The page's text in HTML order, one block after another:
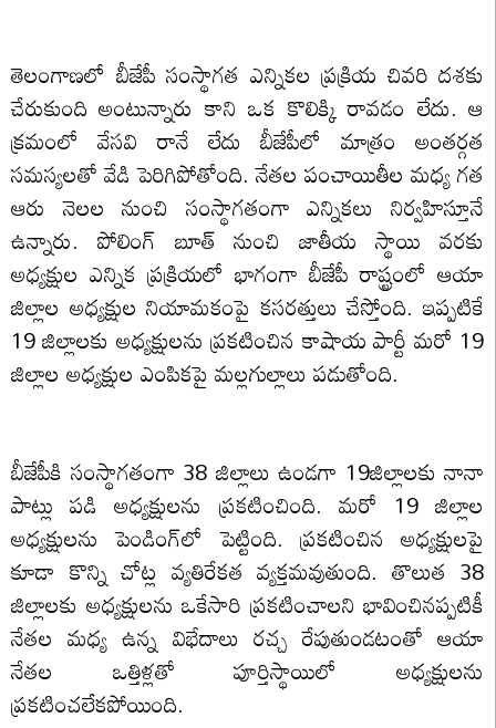
తెలంగాణలో బీజేపీ సంస్థాగత ఎన్నికల ప్రక్రియ చివరి దశకు
చేరుకుంది అంటున్నారు కాని ఒక కొలిక్కి రావడం లేదు. ఆ
క్రమంలో వేసవి రానే లేదు బీజేపీలో మాత్రం అంతర్గత
సమస్యలతో వేడి పెరిగిపోతోంది. నేతల పంచాయితీల మధ్య గత
ఆరు నెలల నుంచి సంస్థాగతంగా ఎన్నికలు నిర్వహిస్తూనే
ఉన్నారు. పోలింగ్‌ బూత్‌ నుంచి జాతీయ స్థాయి వరకు
అధ్యక్షుల ఎన్నిక ప్రక్రియలో భాగంగా బీజేపీ రాష్ట్రంలో ఆయా
జిల్లాల అధ్యక్షుల నియామకంపై కసరత్తులు చేస్తోంది. ఇప్పటికే
19 జిల్లాలకు అధ్యక్షులను ప్రకటించిన కాషాయ పార్టీ మరో 19
జిల్లాల అధ్యక్షుల ఎంపికపై మల్లగుల్లాలు పడుతోంది.
బీజేపీకి సంస్థాగతంగా 38 జిల్లాలు ఉండగా 19జిల్లాలకు నానా
పాట్లు పడి అధ్యక్షులను ప్రకటించింది. మరో 19 జిల్లాల
అధ్యక్షులను పెండింగ్‌లో పెట్టింది. ప్రకటించిన అధ్యక్షులపై
కూడా కొన్ని చోట్ల వ్యతిరేకత వ్యక్తమవుతుంది. తొలుత 38
జిల్లాలకు అధ్యక్షులను ఒకేసారి ప్రకటించాలని భావించినప్పటికీ
నేతల మధ్య ఉన్న విభేదాలు రచ్చ రేపుతుండటంతో ఆయా
నేతల ఒత్తిళ్లతో పూర్తిస్థాయిలో అధ్యక్షులను
ప్రకటించలేకపోయింది.